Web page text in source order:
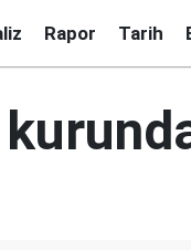
Rapor Tarih